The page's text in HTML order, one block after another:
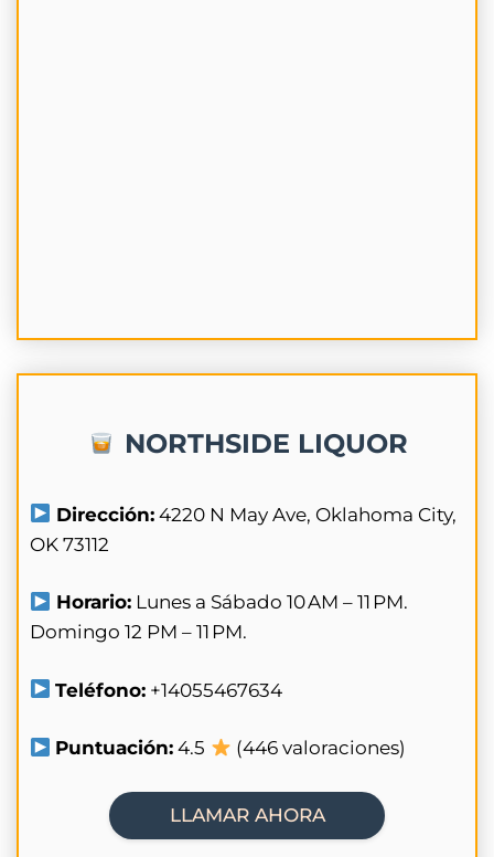
NORTHSIDE LIQUOR
Dirección: 4220 N May Ave, Oklahoma City,
OK 73112
Horario: Lunes a Sábado 10 AM – 11 PM.
Domingo 12 PM – 11 PM.
Teléfono: +14055467634
Puntuación: 4.5 (446 valoraciones)
LLAMAR AHORA